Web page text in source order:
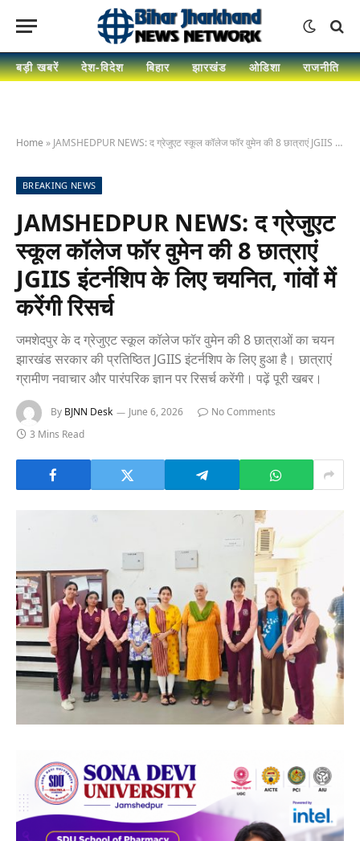
बड़ी खबरें देश-विदेश बिहार झारखंड ओडिशा राजनीति
Home » JAMSHEDPUR NEWS: द ग्रेजुएट स्कूल कॉलेज फॉर वुमेन की 8 छात्राएं JGIIS इंटर्नशिप के लिए चयनित, गांवों में करेंगी रिसर्च
BREAKING NEWS
JAMSHEDPUR NEWS: द ग्रेजुएट
स्कूल कॉलेज फॉर वुमेन की 8 छात्राएं
JGIIS इंटर्नशिप के लिए चयनित, गांवों में
करेंगी रिसर्च
जमशेदपुर के द ग्रेजुएट स्कूल कॉलेज फॉर वुमेन की 8 छात्राओं का चयन
झारखंड सरकार की प्रतिष्ठित JGIIS इंटर्नशिप के लिए हुआ है। छात्राएं
ग्रामीण नवाचार और पारंपरिक ज्ञान पर रिसर्च करेंगी। पढ़ें पूरी खबर।
By BJNN Desk June 6, 2026
No Comments
3 Mins Read